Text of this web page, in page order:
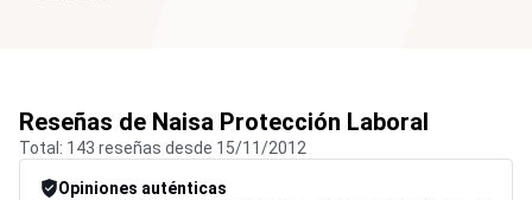
Reseñas de Naisa Protección Laboral
Total: 143 reseñas desde 15/11/2012
Opiniones auténticas